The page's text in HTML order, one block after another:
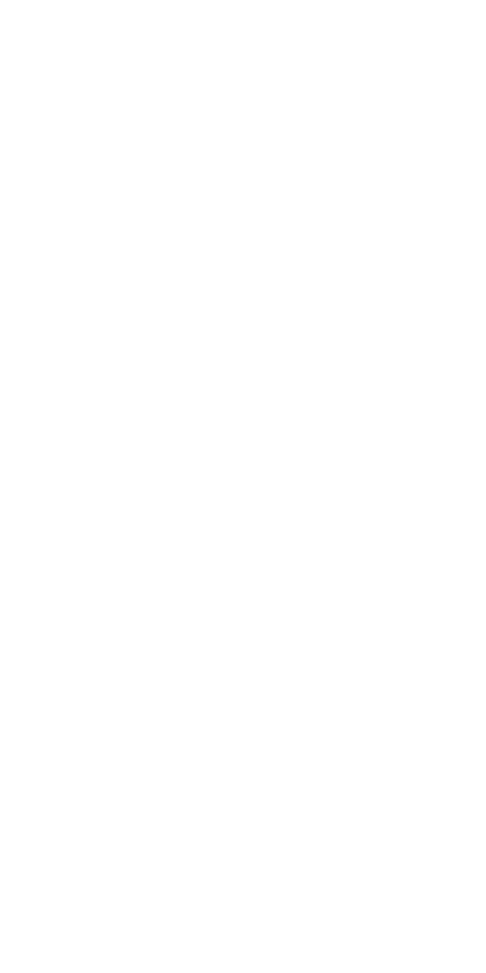
pendant toute ma période de professeur au Conservatoire de
charismatique et enthousiasmant. J’ai ainsi découvert d’autres
expérience, des matériaux « d’autres mondes» ont toujours
sonore » tournoyant autour du public, de haut en bas, le totem
et inexorable, qui est la métamorphose musicale du jeu
offices religieux. Ici, le solo appelle le public à l’écoute de
ethniques affleurent de temps en temps, de façon plus ou
«implosion » qui ramène des sonorités douces et pacifiées.
contraire, dans cette œuvre, l’utilisation de presque une
dizaine d’années, dont la créativité électroacoustique n’a
à bras-le-corps le défi de monter un totem si imposant et ont